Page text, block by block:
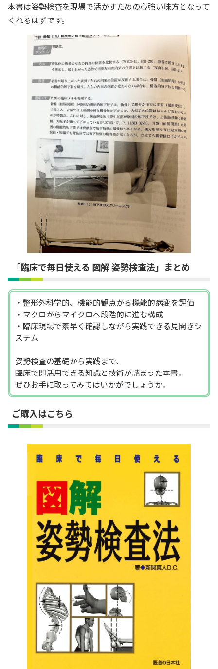
本書は姿勢検査を現場で活かすための心強い味方となって
くれるはずです。
「臨床で毎日使える 図解 姿勢検査法」まとめ
・整形外科学的、機能的観点から機能的病変を評価
・マクロからマイクロへ段階的に進む構成
・臨床現場で素早く確認しながら実践できる見開きシ
ステム
姿勢検査の基礎から実践まで、
臨床で即活用できる知識と技術が詰まった本書。
ぜひお手に取ってみてはいかがでしょうか。
ご購入はこちら